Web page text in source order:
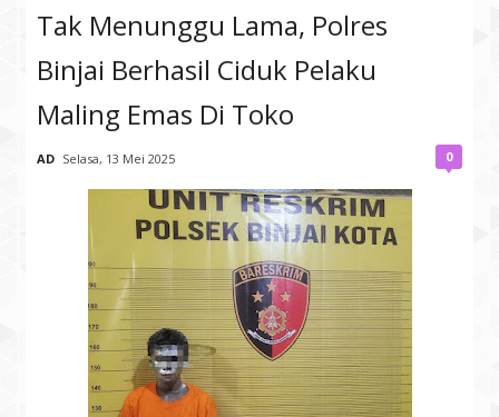
Tak Menunggu Lama, Polres
Binjai Berhasil Ciduk Pelaku
Maling Emas Di Toko
AD Selasa, 13 Mei 2025 0